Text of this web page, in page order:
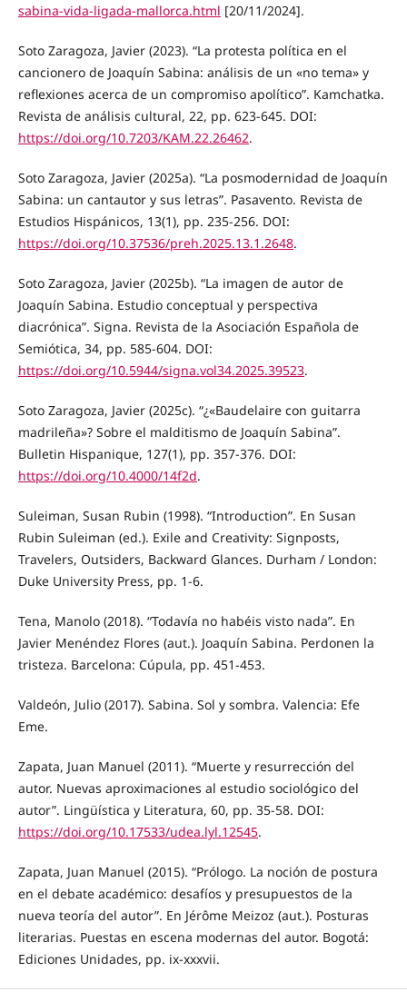
sabina-vida-ligada-mallorca.html [20/11/2024].
Soto Zaragoza, Javier (2023). “La protesta política en el
cancionero de Joaquín Sabina: análisis de un «no tema» y
reflexiones acerca de un compromiso apolítico”. Kamchatka.
Revista de análisis cultural, 22, pp. 623-645. DOI:
https://doi.org/10.7203/KAM.22.26462.
Soto Zaragoza, Javier (2025a). “La posmodernidad de Joaquín
Sabina: un cantautor y sus letras”. Pasavento. Revista de
Estudios Hispánicos, 13(1), pp. 235-256. DOI:
https://doi.org/10.37536/preh.2025.13.1.2648.
Soto Zaragoza, Javier (2025b). “La imagen de autor de
Joaquín Sabina. Estudio conceptual y perspectiva
diacrónica”. Signa. Revista de la Asociación Española de
Semiótica, 34, pp. 585-604. DOI:
https://doi.org/10.5944/signa.vol34.2025.39523.
Soto Zaragoza, Javier (2025c). “¿«Baudelaire con guitarra
madrileña»? Sobre el malditismo de Joaquín Sabina”.
Bulletin Hispanique, 127(1), pp. 357-376. DOI:
https://doi.org/10.4000/14f2d.
Suleiman, Susan Rubin (1998). “Introduction”. En Susan
Rubin Suleiman (ed.). Exile and Creativity: Signposts,
Travelers, Outsiders, Backward Glances. Durham / London:
Duke University Press, pp. 1-6.
Tena, Manolo (2018). “Todavía no habéis visto nada”. En
Javier Menéndez Flores (aut.). Joaquín Sabina. Perdonen la
tristeza. Barcelona: Cúpula, pp. 451-453.
Valdeón, Julio (2017). Sabina. Sol y sombra. Valencia: Efe
Eme.
Zapata, Juan Manuel (2011). “Muerte y resurrección del
autor. Nuevas aproximaciones al estudio sociológico del
autor”. Lingüística y Literatura, 60, pp. 35-58. DOI:
https://doi.org/10.17533/udea.lyl.12545.
Zapata, Juan Manuel (2015). “Prólogo. La noción de postura
en el debate académico: desafíos y presupuestos de la
nueva teoría del autor”. En Jérôme Meizoz (aut.). Posturas
literarias. Puestas en escena modernas del autor. Bogotá:
Ediciones Unidades, pp. ix-xxxvii.